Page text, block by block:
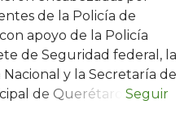
de la Policía de
apoyo de la Policía
de Seguridad federal, la
y la Secretaría de
de Querétaro.